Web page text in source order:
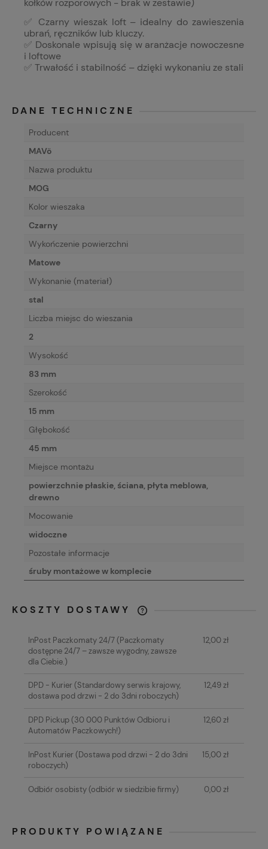
kołków rozporowych - brak w zestawie)
✅ Czarny wieszak loft – idealny do zawieszenia
ubrań, ręczników lub kluczy.
✅ Doskonale wpisują się w aranżacje nowoczesne
i loftowe
✅ Trwałość i stabilność – dzięki wykonaniu ze stali
DANE TECHNICZNE
Producent
MAVö
Nazwa produktu
MOG
Kolor wieszaka
Czarny
Wykończenie powierzchni
Matowe
Wykonanie (materiał)
stal
Liczba miejsc do wieszania
2
Wysokość
83 mm
Szerokość
15 mm
Głębokość
45 mm
Miejsce montażu
powierzchnie płaskie, ściana, płyta meblowa,
drewno
Mocowanie
widoczne
Pozostałe informacje
śruby montażowe w komplecie
KOSZTY DOSTAWY
KOSZTÓW PŁATNOŚCI
InPost Paczkomaty 24/7(Paczkomaty
dostępne 24/7 – zawsze wygodny, zawsze
dla Ciebie.)
12,00 zł
DPD - Kurier(Standardowy serwis krajowy,
dostawa pod drzwi - 2 do 3dni roboczych)
12,49 zł
DPD Pickup(30 000 Punktów Odbioru i
Automatów Paczkowych!)
12,60 zł
InPost Kurier(Dostawa pod drzwi - 2 do 3dni
roboczych)
15,00 zł
Odbiór osobisty(odbiór w siedzibie firmy) 0,00 zł
PRODUKTY POWIĄZANE